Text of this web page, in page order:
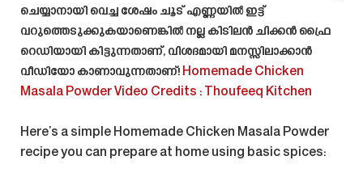
ചെയ്യാനായി വെച്ച ശേഷം ചൂട് എണ്ണയിൽ ഇട്ട്
വറുത്തെടുക്കുകയാണെങ്കിൽ നല്ല കിടിലൻ ചിക്കൻ ഫ്രൈ
റെഡിയായി കിട്ടുന്നതാണ്, വിശദമായി മനസ്സിലാക്കാൻ
വീഡിയോ കാണാവുന്നതാണ്! Homemade Chicken
Masala PowderVideo Credits : Thoufeeq Kitchen
Here’s a simple Homemade Chicken Masala Powder
recipe you can prepare at home using basic spices: